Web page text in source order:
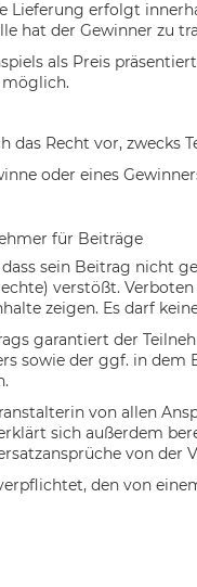
Lieferung erfolgt
hat der Gewinner zu
als Preis
möglich.
das Recht vor, zwecks
oder eines
für Beiträge
sein Beitrag nicht
verstößt.
zeigen. Es darf
garantiert der
sowie der ggf. in
von allen
sich außerdem
von
den von